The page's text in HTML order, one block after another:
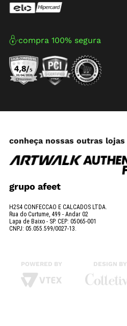
compra 100% segura
conheça nossas outras lojas
grupo afeet
H2S4 CONFECCAO E CALCADOS LTDA.
Rua do Curtume, 499 - Andar 02
Lapa de Baixo - SP. CEP: 05065-001
CNPJ: 05.055.599/0027-13.
POWERED BY DESIGN BY